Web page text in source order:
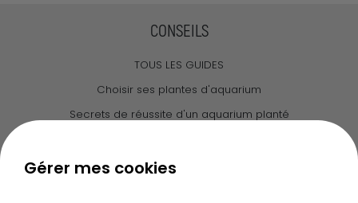
CONSEILS
TOUS LES GUIDES
Choisir ses plantes d'aquarium
Secrets de réussite d'un aquarium planté
Le journal d'Ammannia
Gérer mes cookies